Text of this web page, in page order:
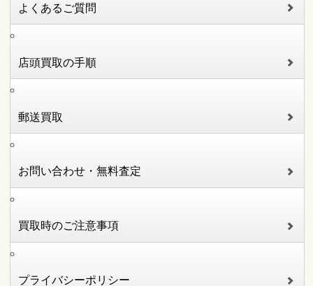
よくあるご質問
店頭買取の手順
郵送買取
お問い合わせ・無料査定
買取時のご注意事項
プライバシーポリシー